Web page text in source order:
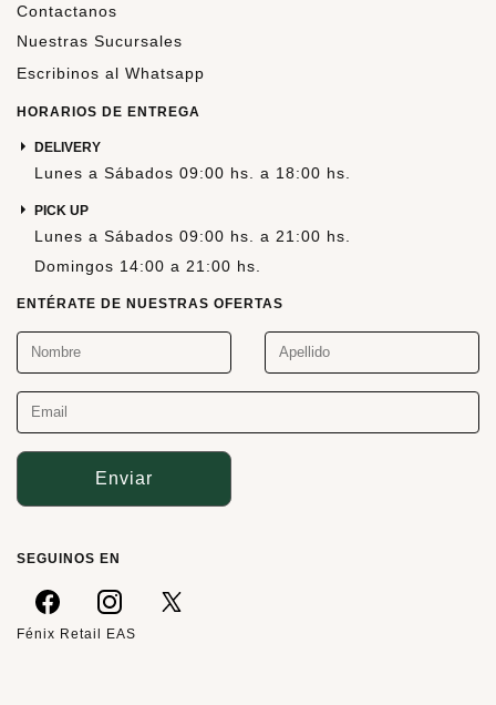
Contactanos
Nuestras Sucursales
Escribinos al Whatsapp
HORARIOS DE ENTREGA
DELIVERY
Lunes a Sábados 09:00 hs. a 18:00 hs.
PICK UP
Lunes a Sábados 09:00 hs. a 21:00 hs.
Domingos 14:00 a 21:00 hs.
ENTÉRATE DE NUESTRAS OFERTAS
Enviar
SEGUINOS EN
Fénix Retail EAS